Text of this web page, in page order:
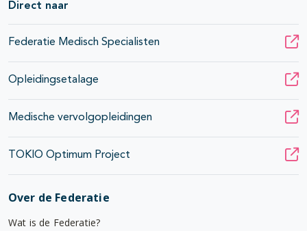
Direct naar
Federatie Medisch Specialisten
Opleidingsetalage
Medische vervolgopleidingen
TOKIO Optimum Project
Over de Federatie
Wat is de Federatie?